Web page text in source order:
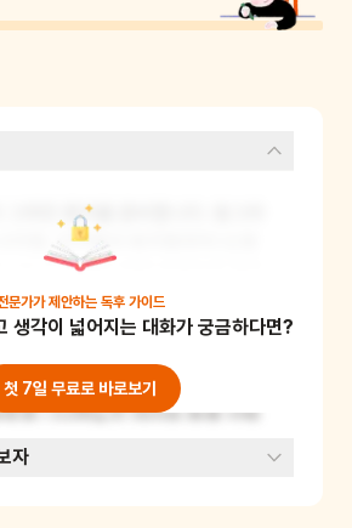
그려진 종이를 준비합니다. 동그라
각형, 오각형과 육각형까지! 도형
나누기 위해선 어떤 모양으로 잘라
를 나눈 뒤 아이 스스로 가위를
잘라보도록 합시다. 가위 사용에
의 경우 도형을 삼등분으로 나눠보
로 잘라보기도 합니다. 마지막으로
게 나뉘었는지 아이와 함께 살펴
도형에 대한 이해를 높일 수 있
문가가 제안하는 독후 가이드
생각이 넓어지는 대화가 궁금하다면?
첫 7일 무료로 바로보기
자